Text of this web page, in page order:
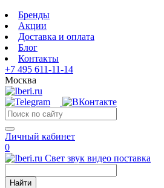
Бренды
Акции
Доставка и оплата
Блог
Контакты
+7 495 611-11-14
Москва
Личный кабинет
0
Свет звук видео поставка
Найти